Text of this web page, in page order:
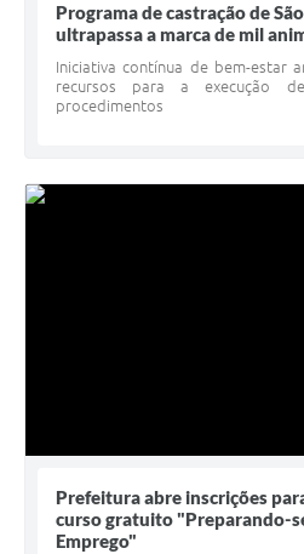
Programa de castração de
ultrapassa a marca de mil
Iniciativa contínua de bem-estar
recursos para a execução
procedimentos
Prefeitura abre inscrições
curso gratuito "Preparando-
Emprego"